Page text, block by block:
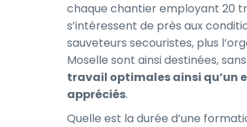
chaque chantier employant 20
s’intéressent de près aux
sauveteurs secouristes, plus
Moselle sont ainsi destinées,
travail optimales ainsi qu’un
appréciés.
Quelle est la durée d’une